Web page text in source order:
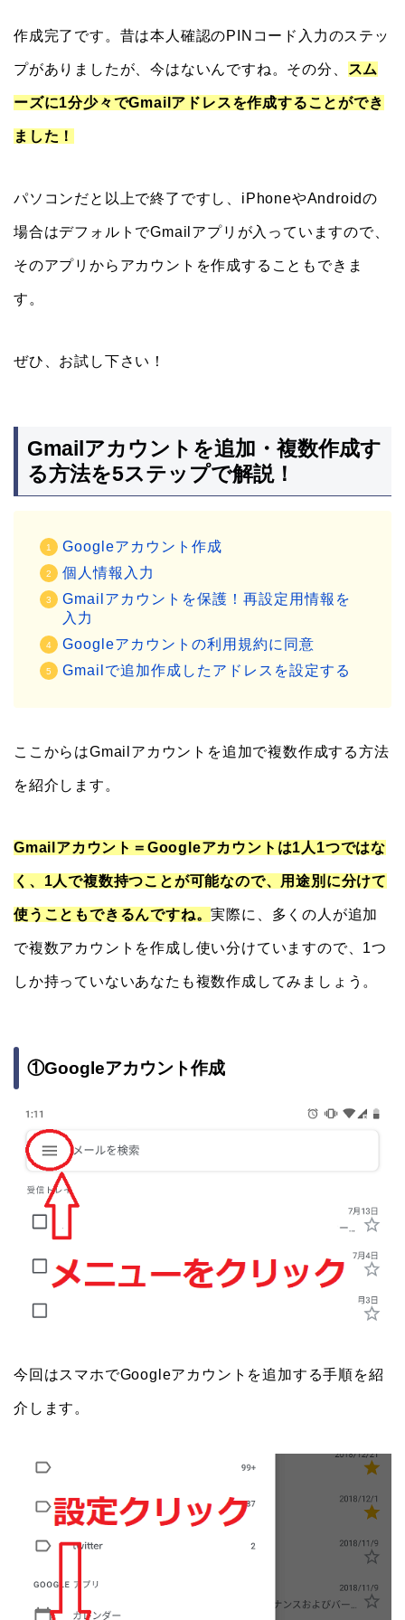
作成完了です。昔は本人確認のPINコード入力のステッ
プがありましたが、今はないんですね。その分、 スム
ーズに1分少々でGmailアドレスを作成することができ
ました！
パソコンだと以上で終了ですし、iPhoneやAndroidの
場合はデフォルトでGmailアプリが入っていますので、
そのアプリからアカウントを作成することもできま
す。
ぜひ、お試し下さい！
Gmailアカウントを追加・複数作成す
る方法を5ステップで解説！
Googleアカウント作成
個人情報入力
Gmailアカウントを保護！再設定用情報を
入力
Googleアカウントの利用規約に同意
Gmailで追加作成したアドレスを設定する
ここからはGmailアカウントを追加で複数作成する方法
を紹介します。
Gmailアカウント＝Googleアカウントは1人1つではな
く、1人で複数持つことが可能なので、用途別に分けて
使うこともできるんですね。実際に、多くの人が追加
で複数アカウントを作成し使い分けていますので、1つ
しか持っていないあなたも複数作成してみましょう。
①Googleアカウント作成
今回はスマホでGoogleアカウントを追加する手順を紹
介します。